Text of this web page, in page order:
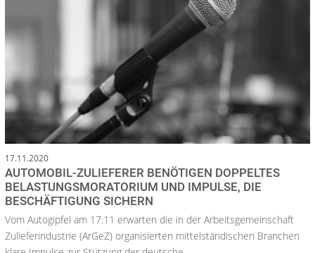
17.11.2020
AUTOMOBIL-ZULIEFERER BENÖTIGEN DOPPELTES
BELASTUNGSMORATORIUM UND IMPULSE, DIE
BESCHÄFTIGUNG SICHERN
Vom Autogipfel am 17.11 erwarten die in der Arbeitsgemeinschaft
Zulieferindustrie (ArGeZ) organisierten mittelständischen Branchen